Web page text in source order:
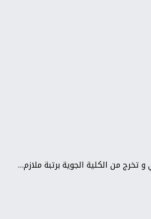
من الكلية الجوية برتبة ملازم…